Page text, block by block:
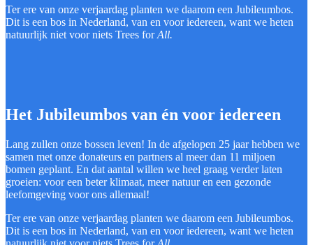
Ter ere van onze verjaardag planten we daarom een Jubileumbos.
Dit is een bos in Nederland, van en voor iedereen, want we heten
natuurlijk niet voor niets Trees forAll.
Het Jubileumbos van én voor iedereen
Lang zullen onze bossen leven! In de afgelopen 25 jaar hebben we
samen met onze donateurs en partners al meer dan 11 miljoen
bomen geplant. En dat aantal willen we heel graag verder laten
groeien: voor een beter klimaat, meer natuur en een gezonde
leefomgeving voor ons allemaal!
Ter ere van onze verjaardag planten we daarom een Jubileumbos.
Dit is een bos in Nederland, van en voor iedereen, want we heten